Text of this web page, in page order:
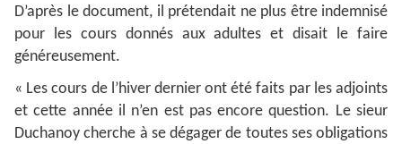
D’après le document, il prétendait ne plus être indemnisé
pour les cours donnés aux adultes et disait le faire
généreusement.
« Les cours de l’hiver dernier ont été faits par les adjoints
et cette année il n’en est pas encore question. Le sieur
Duchanoy cherche à se dégager de toutes ses obligations